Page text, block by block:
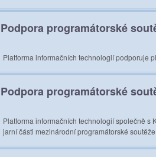
Podpora programátorské
Platforma informačních technologií podporuje
Podpora programátorské
Platforma informačních technologií společně s
jarní části mezinárodní programátorské